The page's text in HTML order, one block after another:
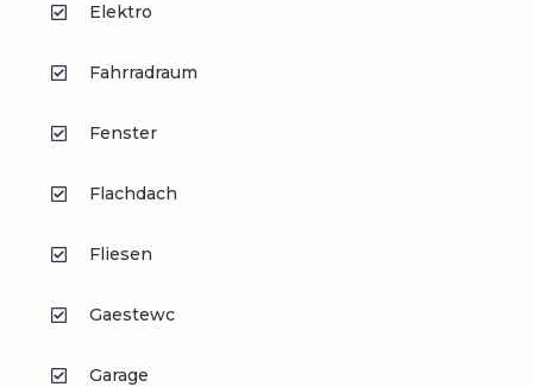
Elektro
Fahrradraum
Fenster
Flachdach
Fliesen
Gaestewc
Garage